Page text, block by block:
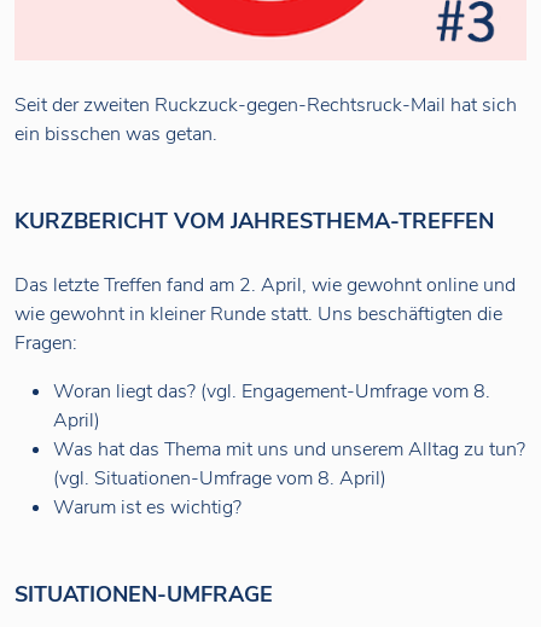
Seit der zweiten Ruckzuck-gegen-Rechtsruck-Mail hat sich
ein bisschen was getan.
KURZBERICHT VOM JAHRESTHEMA-TREFFEN
Das letzte Treffen fand am 2. April, wie gewohnt online und
wie gewohnt in kleiner Runde statt. Uns beschäftigten die
Fragen:
Woran liegt das? (vgl. Engagement-Umfrage vom 8.
April)
Was hat das Thema mit uns und unserem Alltag zu tun?
(vgl. Situationen-Umfrage vom 8. April)
Warum ist es wichtig?
SITUATIONEN-UMFRAGE